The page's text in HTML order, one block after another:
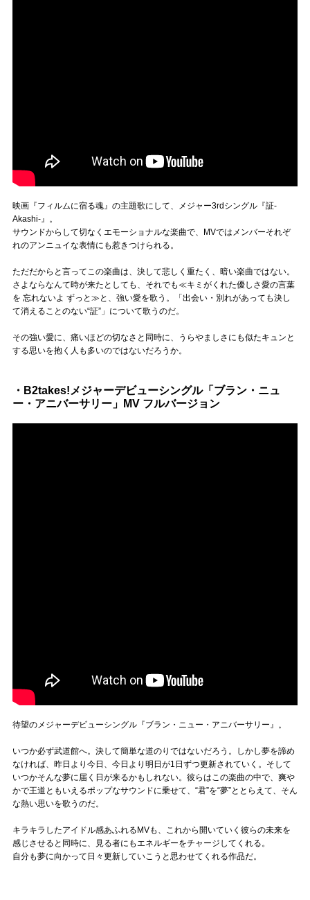
映画『フィルムに宿る魂』の主題歌にして、メジャー3rdシングル『証-
Akashi-』。
サウンドからして切なくエモーショナルな楽曲で、MVではメンバーそれぞ
れのアンニュイな表情にも惹きつけられる。
ただだからと言ってこの楽曲は、決して悲しく重たく、暗い楽曲ではない。
さよならなんて時が来たとしても、それでも≪キミがくれた優しさ愛の言葉
を 忘れないよ ずっと≫と、強い愛を歌う。「出会い・別れがあっても決し
て消えることのない“証”」について歌うのだ。
その強い愛に、痛いほどの切なさと同時に、うらやましさにも似たキュンと
する思いを抱く人も多いのではないだろうか。
・B2takes!メジャーデビューシングル「ブラン・ニュ
ー・アニバーサリー」MV フルバージョン
待望のメジャーデビューシングル『ブラン・ニュー・アニバーサリー』。
いつか必ず武道館へ。決して簡単な道のりではないだろう。しかし夢を諦め
なければ、昨日より今日、今日より明日が1日ずつ更新されていく。そして
いつかそんな夢に届く日が来るかもしれない。彼らはこの楽曲の中で、爽や
かで王道ともいえるポップなサウンドに乗せて、“君”を“夢”ととらえて、そん
な熱い思いを歌うのだ。
キラキラしたアイドル感あふれるMVも、これから開いていく彼らの未来を
感じさせると同時に、見る者にもエネルギーをチャージしてくれる。
自分も夢に向かって日々更新していこうと思わせてくれる作品だ。